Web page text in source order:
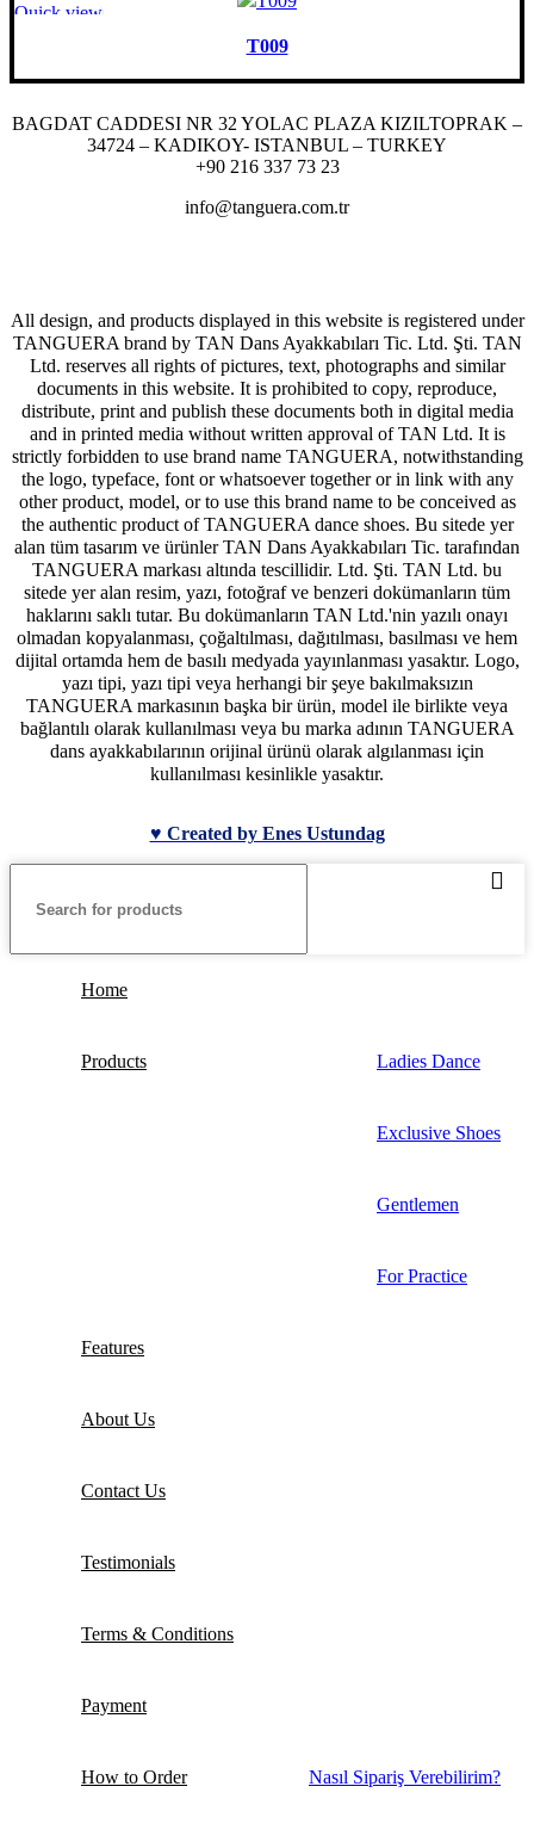
Quick view
T009
BAGDAT CADDESI NR 32 YOLAC PLAZA KIZILTOPRAK –
34724 – KADIKOY- ISTANBUL – TURKEY
+90 216 337 73 23
info@tanguera.com.tr
All design, and products displayed in this website is registered under
TANGUERA brand by TAN Dans Ayakkabıları Tic. Ltd. Şti. TAN
Ltd. reserves all rights of pictures, text, photographs and similar
documents in this website. It is prohibited to copy, reproduce,
distribute, print and publish these documents both in digital media
and in printed media without written approval of TAN Ltd. It is
strictly forbidden to use brand name TANGUERA, notwithstanding
the logo, typeface, font or whatsoever together or in link with any
other product, model, or to use this brand name to be conceived as
the authentic product of TANGUERA dance shoes. Bu sitede yer
alan tüm tasarım ve ürünler TAN Dans Ayakkabıları Tic. tarafından
TANGUERA markası altında tescillidir. Ltd. Şti. TAN Ltd. bu
sitede yer alan resim, yazı, fotoğraf ve benzeri dokümanların tüm
haklarını saklı tutar. Bu dokümanların TAN Ltd.'nin yazılı onayı
olmadan kopyalanması, çoğaltılması, dağıtılması, basılması ve hem
dijital ortamda hem de basılı medyada yayınlanması yasaktır. Logo,
yazı tipi, yazı tipi veya herhangi bir şeye bakılmaksızın
TANGUERA markasının başka bir ürün, model ile birlikte veya
bağlantılı olarak kullanılması veya bu marka adının TANGUERA
dans ayakkabılarının orijinal ürünü olarak algılanması için
kullanılması kesinlikle yasaktır.
♥ Created by Enes Ustundag
Home
Products Ladies Dance
Exclusive Shoes
Gentlemen
For Practice
Features
About Us
Contact Us
Testimonials
Terms & Conditions
Payment
How to Order Nasıl Sipariş Verebilirim?